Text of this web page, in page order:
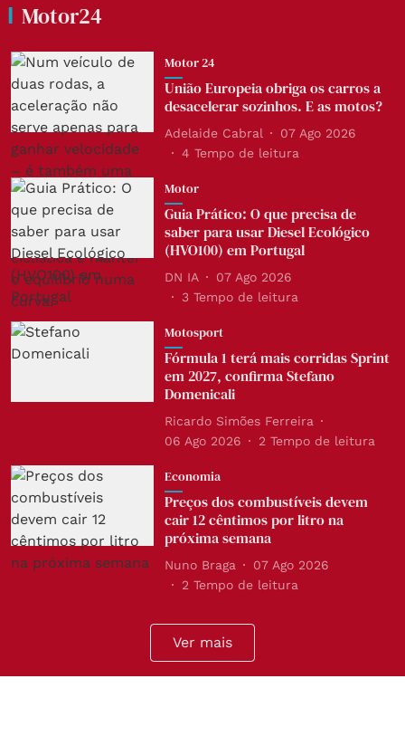
Motor24
Motor 24
União Europeia obriga os carros a
desacelerar sozinhos. E as motos?
Adelaide Cabral
07 Ago 2026
4 Tempo de leitura
Motor
Guia Prático: O que precisa de
saber para usar Diesel Ecológico
(HVO100) em Portugal
DN IA
07 Ago 2026
3 Tempo de leitura
Motosport
Fórmula 1 terá mais corridas Sprint
em 2027, confirma Stefano
Domenicali
Ricardo Simões Ferreira
06 Ago 2026
2 Tempo de leitura
Economia
Preços dos combustíveis devem
cair 12 cêntimos por litro na
próxima semana
Nuno Braga
07 Ago 2026
2 Tempo de leitura
Ver mais